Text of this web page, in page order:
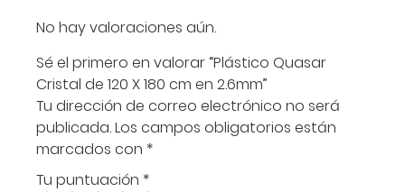
No hay valoraciones aún.
Sé el primero en valorar “Plástico Quasar
Cristal de 120 X 180 cm en 2.6mm”
Tu dirección de correo electrónico no será
publicada.Los campos obligatorios están
marcados con *
Tu puntuación *